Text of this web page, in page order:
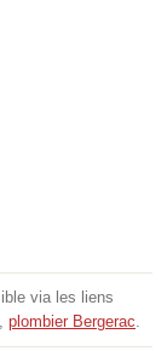
via les liens
, plombier Bergerac.